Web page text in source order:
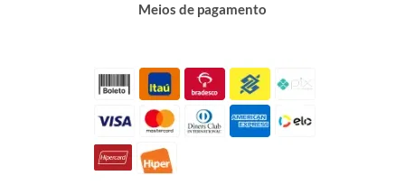
Meios de pagamento